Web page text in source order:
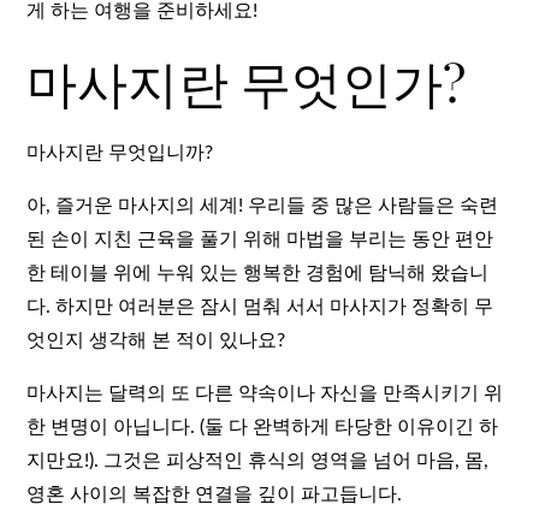
게 하는 여행을 준비하세요!
마사지란 무엇인가?
마사지란 무엇입니까?
아, 즐거운 마사지의 세계! 우리들 중 많은 사람들은 숙련
된 손이 지친 근육을 풀기 위해 마법을 부리는 동안 편안
한 테이블 위에 누워 있는 행복한 경험에 탐닉해 왔습니
다. 하지만 여러분은 잠시 멈춰 서서 마사지가 정확히 무
엇인지 생각해 본 적이 있나요?
마사지는 달력의 또 다른 약속이나 자신을 만족시키기 위
한 변명이 아닙니다. (둘 다 완벽하게 타당한 이유이긴 하
지만요!). 그것은 피상적인 휴식의 영역을 넘어 마음, 몸,
영혼 사이의 복잡한 연결을 깊이 파고듭니다.